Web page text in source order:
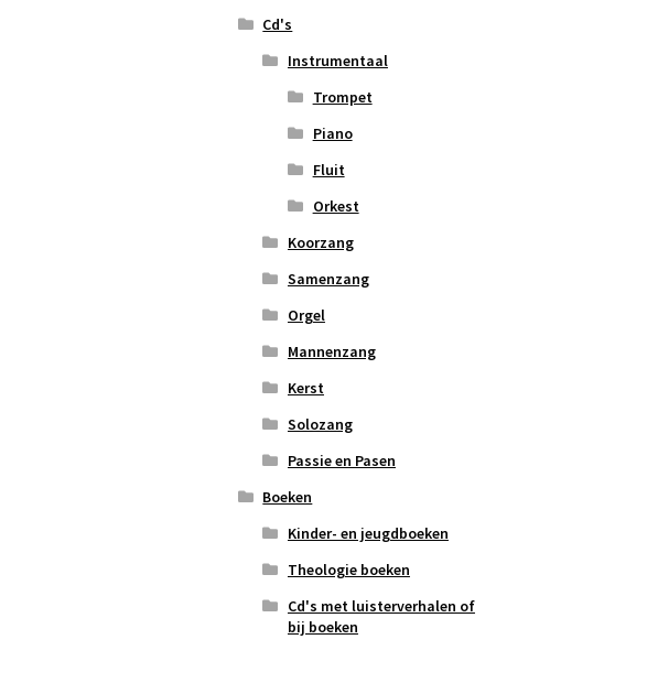
Cd's
Instrumentaal
Trompet
Piano
Fluit
Orkest
Koorzang
Samenzang
Orgel
Mannenzang
Kerst
Solozang
Passie en Pasen
Boeken
Kinder- en jeugdboeken
Theologie boeken
Cd's met luisterverhalen of
bij boeken